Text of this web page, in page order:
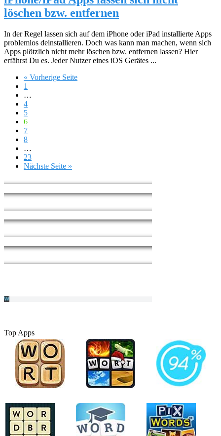
löschen bzw. entfernen
In der Regel lassen sich auf dem iPhone oder iPad installierte Apps
problemlos deinstallieren. Doch was kann man machen, wenn sich
Apps plötzlich nicht mehr löschen bzw. entfernen lassen? Hier
erfährst Du es. Jeder Nutzer eines iOS Gerätes ...
« Vorherige Seite
1
…
4
5
6
7
8
…
23
Nächste Seite »
Top Apps